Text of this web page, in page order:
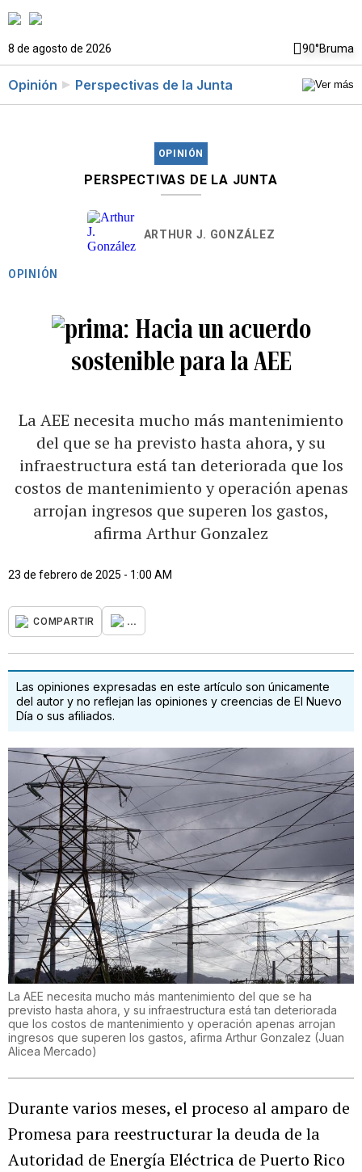
8 de agosto de 2026 90°Bruma
Opinión Perspectivas de la Junta
OPINIÓN
PERSPECTIVAS DE LA JUNTA
ARTHUR J. GONZÁLEZ
OPINIÓN
Hacia un acuerdo
sostenible para la AEE
La AEE necesita mucho más mantenimiento
del que se ha previsto hasta ahora, y su
infraestructura está tan deteriorada que los
costos de mantenimiento y operación apenas
arrojan ingresos que superen los gastos,
afirma Arthur Gonzalez
23 de febrero de 2025 - 1:00 AM
COMPARTIR ...
Las opiniones expresadas en este artículo son únicamente
del autor y no reflejan las opiniones y creencias de El Nuevo
Día o sus afiliados.
La AEE necesita mucho más mantenimiento del que se ha
previsto hasta ahora, y su infraestructura está tan deteriorada
que los costos de mantenimiento y operación apenas arrojan
ingresos que superen los gastos, afirma Arthur Gonzalez (Juan
Alicea Mercado)
Durante varios meses, el proceso al amparo de
Promesa para reestructurar la deuda de la
Autoridad de Energía Eléctrica de Puerto Rico